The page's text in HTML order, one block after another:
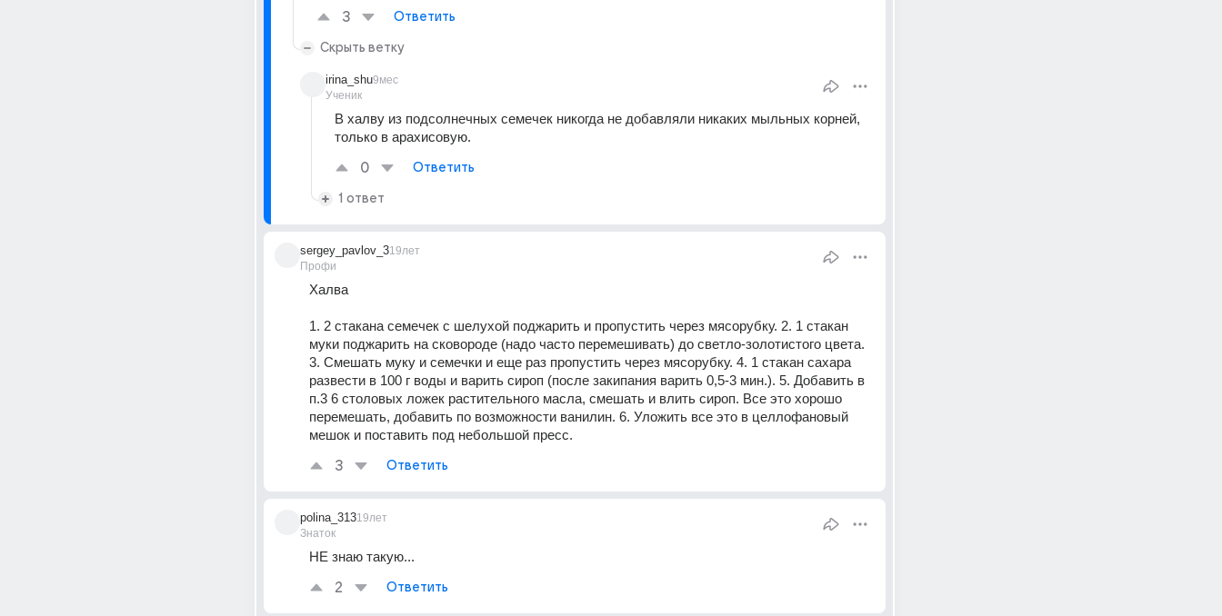
3 Ответить
Скрыть ветку
irina_shu
Ученик
9мес
В халву из подсолнечных семечек никогда не добавляли никаких мыльных корней,
только в арахисовую.
0 Ответить
1 ответ
sergey_pavlov_3
Профи
19лет
Халва
1. 2 стакана семечек с шелухой поджарить и пропустить через мясорубку. 2. 1 стакан
муки поджарить на сковороде (надо часто перемешивать) до светло-золотистого цвета.
3. Смешать муку и семечки и еще раз пропустить через мясорубку. 4. 1 стакан сахара
развести в 100 г воды и варить сироп (после закипания варить 0,5-3 мин.). 5. Добавить в
п.3 6 столовых ложек растительного масла, смешать и влить сироп. Все это хорошо
перемешать, добавить по возможности ванилин. 6. Уложить все это в целлофановый
мешок и поставить под небольшой пресс.
3 Ответить
polina_313
Знаток
19лет
НЕ знаю такую...
2 Ответить